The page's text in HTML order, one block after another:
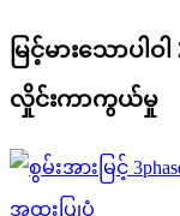
မြင့်မားသောပါဝ
လှိုင်းကာကွယ်မှု